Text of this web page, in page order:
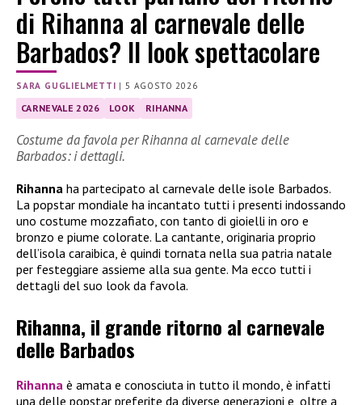
di Rihanna al carnevale delle
Barbados? Il look spettacolare
SARA GUGLIELMETTI | 5 AGOSTO 2026
CARNEVALE 2026 LOOK RIHANNA
Costume da favola per Rihanna al carnevale delle
Barbados: i dettagli.
Rihanna ha partecipato al carnevale delle isole Barbados.
La popstar mondiale ha incantato tutti i presenti indossando
uno costume mozzafiato, con tanto di gioielli in oro e
bronzo e piume colorate. La cantante, originaria proprio
dell’isola caraibica, è quindi tornata nella sua patria natale
per festeggiare assieme alla sua gente. Ma ecco tutti i
dettagli del suo look da favola.
Rihanna, il grande ritorno al carnevale
delle Barbados
Rihanna è amata e conosciuta in tutto il mondo, è infatti
una delle popstar preferite da diverse generazioni e, oltre a